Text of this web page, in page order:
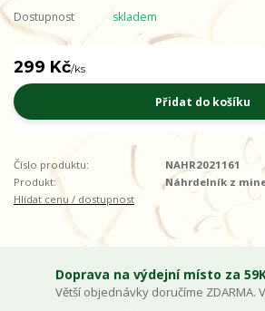
Dostupnost skladem
299 Kč/ks
Přidat do košíku
Číslo produktu:
NAHR2021161
Produkt:
Náhrdelník z
Hlídat cenu / dostupnost
Doprava na výdejní místo za
Větší objednávky doručíme ZDARMA.